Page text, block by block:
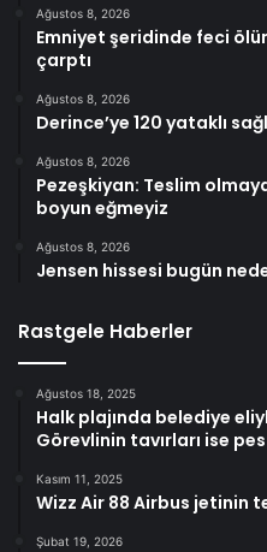
Ağustos 8, 2026
Emniyet şeridinde feci
çarptı
Ağustos 8, 2026
Derince’ye 120 yataklı
Ağustos 8, 2026
Pezeşkiyan: Teslim
boyun eğmeyiz
Ağustos 8, 2026
Jensen hissesi bugün
Rastgele Haberler
Ağustos 18, 2025
Halk plajında belediye
Görevlinin tavırları ise
Kasım 11, 2025
Wizz Air 88 Airbus jetinin
Şubat 19, 2026